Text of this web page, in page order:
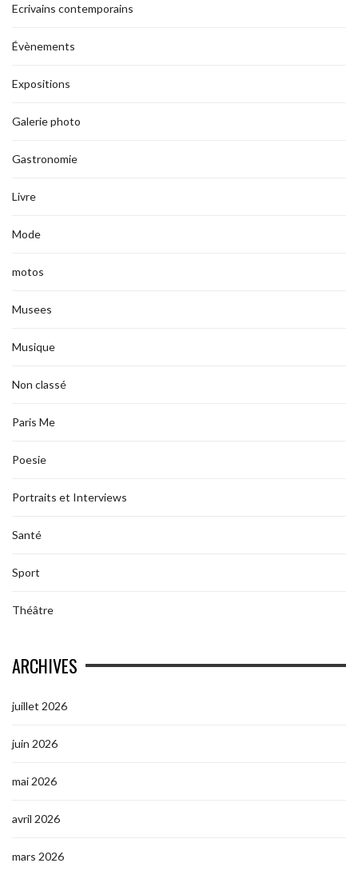
Ecrivains contemporains
Évènements
Expositions
Galerie photo
Gastronomie
Livre
Mode
motos
Musees
Musique
Non classé
Paris Me
Poesie
Portraits et Interviews
Santé
Sport
Théâtre
ARCHIVES
juillet 2026
juin 2026
mai 2026
avril 2026
mars 2026